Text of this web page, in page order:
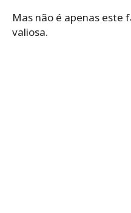
Mas não é apenas este
valiosa.